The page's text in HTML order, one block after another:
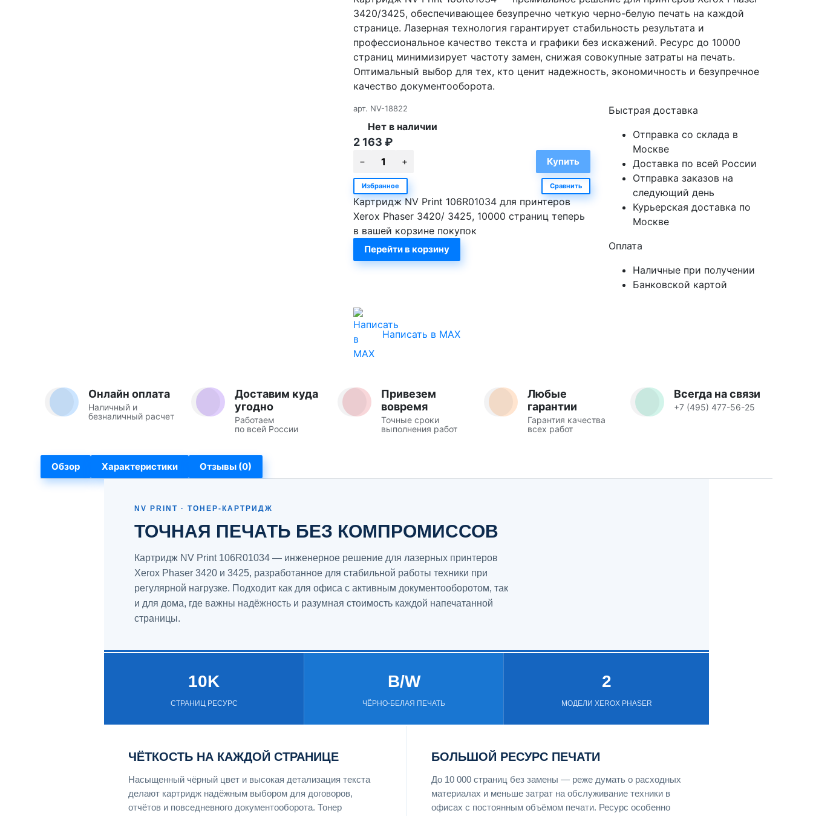
3420/3425, обеспечивающее безупречно четкую черно-белую печать на каждой
странице. Лазерная технология гарантирует стабильность результата и
профессиональное качество текста и графики без искажений. Ресурс до 10000
страниц минимизирует частоту замен, снижая совокупные затраты на печать.
Оптимальный выбор для тех, кто ценит надежность, экономичность и безупречное
качество документооборота.
арт. NV-18822
Нет в наличии
2 163 ₽
Избранное Сравнить
Картридж NV Print 106R01034 для принтеров
Xerox Phaser 3420/ 3425, 10000 страниц теперь
в вашей корзине покупок
Перейти в корзину
Быстрая доставка
Отправка со склада в
Москве
Доставка по всей России
Отправка заказов на
следующий день
Курьерская доставка по
Москве
Оплата
Наличные при получении
Банковской картой
Написать в MAX
Онлайн оплата
Наличный и
безналичный расчет
Доставим куда
угодно
Работаем
по всей России
Привезем
вовремя
Точные сроки
выполнения работ
Любые
гарантии
Гарантия качества
всех работ
Всегда на связи
+7 (495) 477-56-25
Обзор Характеристики Отзывы (0)
NV PRINT · ТОНЕР-КАРТРИДЖ
ТОЧНАЯ ПЕЧАТЬ БЕЗ КОМПРОМИССОВ
Картридж NV Print 106R01034 — инженерное решение для лазерных принтеров
Xerox Phaser 3420 и 3425, разработанное для стабильной работы техники при
регулярной нагрузке. Подходит как для офиса с активным документооборотом, так
и для дома, где важны надёжность и разумная стоимость каждой напечатанной
страницы.
10K
СТРАНИЦ РЕСУРС
B/W
ЧЁРНО-БЕЛАЯ ПЕЧАТЬ
2
МОДЕЛИ XEROX PHASER
ЧЁТКОСТЬ НА КАЖДОЙ СТРАНИЦЕ
Насыщенный чёрный цвет и высокая детализация текста
делают картридж надёжным выбором для договоров,
отчётов и повседневного документооборота. Тонер
БОЛЬШОЙ РЕСУРС ПЕЧАТИ
До 10 000 страниц без замены — реже думать о расходных
материалах и меньше затрат на обслуживание техники в
офисах с постоянным объёмом печати. Ресурс особенно